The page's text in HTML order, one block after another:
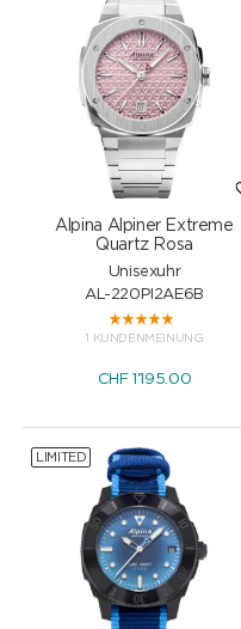
Alpina Alpiner Extreme
Quartz Rosa
Unisexuhr
AL-220PI2AE6B
1 KUNDENMEINUNG
CHF1'195.00
LIMITED